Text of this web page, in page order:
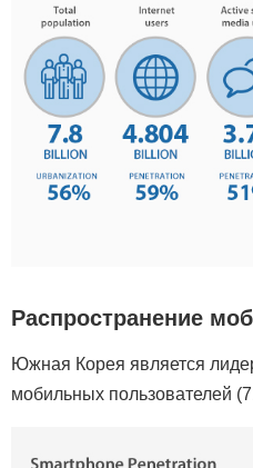
Распространение
Южная Корея является
мобильных пользователей